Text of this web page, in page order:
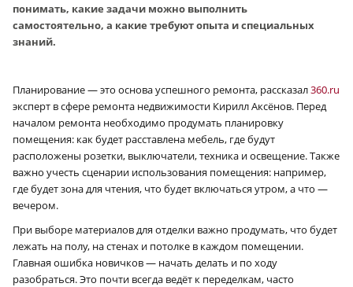
понимать, какие задачи можно выполнить
самостоятельно, а какие требуют опыта и специальных
знаний.
Планирование — это основа успешного ремонта, рассказал360.ru
эксперт в сфере ремонта недвижимости Кирилл Аксёнов. Перед
началом ремонта необходимо продумать планировку
помещения: как будет расставлена мебель, где будут
расположены розетки, выключатели, техника и освещение. Также
важно учесть сценарии использования помещения: например,
где будет зона для чтения, что будет включаться утром, а что —
вечером.
При выборе материалов для отделки важно продумать, что будет
лежать на полу, на стенах и потолке в каждом помещении.
Главная ошибка новичков — начать делать и по ходу
разобраться. Это почти всегда ведёт к переделкам, часто